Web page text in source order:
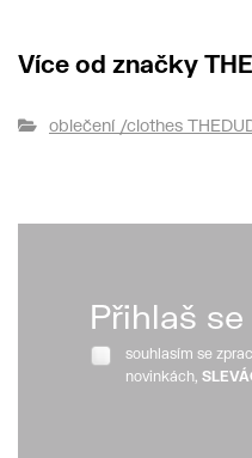
Více od značky
oblečení /clothes
Přihlaš
souhlasím se
novinkách,